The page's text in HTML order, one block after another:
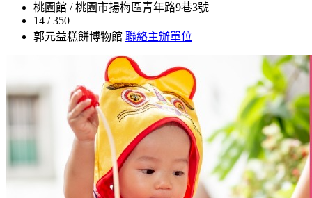
桃園館 / 桃園市揚梅區青年路9巷3號
14 / 350
郭元益糕餅博物館 聯絡主辦單位